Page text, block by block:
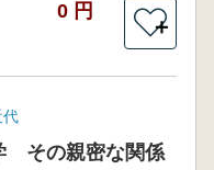
0 円
＋
代
その親密な関係